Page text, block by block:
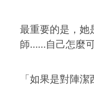
最重要的是，她
師……自己怎麼
「如果是對陣